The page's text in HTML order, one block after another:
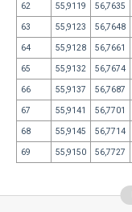
62
55,9119 56,7635
63
55,9123 56,7648
64
55,9128 56,7661
65
55,9132 56,7674
66
55,9137 56,7687
67
55,9141 56,7701
68
55,9145 56,7714
69
55,9150 56,7727